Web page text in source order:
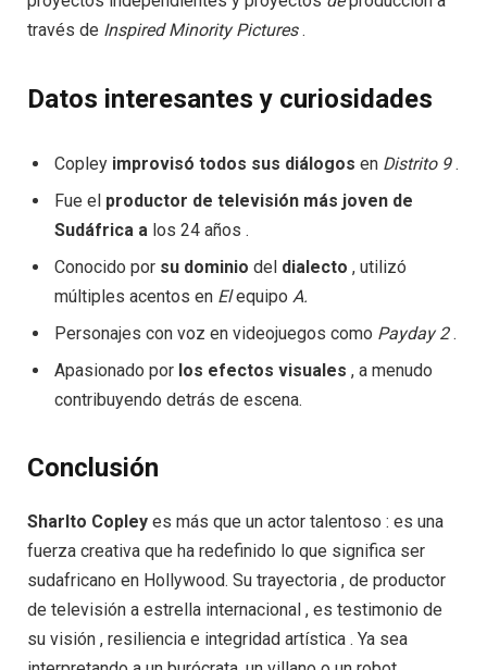
través de InspiredMinorityPictures.
Datos interesantes y curiosidades
Copley improvisó todos sus diálogos en Distrito 9.
Fue el productor de televisión más joven de
Sudáfrica a los 24 años .
Conocido por su dominio del dialecto , utilizó
múltiples acentos en Elequipo A.
Personajes con voz en videojuegos como Payday2.
Apasionado por los efectos visuales , a menudo
contribuyendo detrás de escena.
Conclusión
Sharlto Copley es más que un actor talentoso : es una
fuerza creativa que ha redefinido lo que significa ser
sudafricano en Hollywood. Su trayectoria , de productor
de televisión a estrella internacional , es testimonio de
su visión , resiliencia e integridad artística . Ya sea